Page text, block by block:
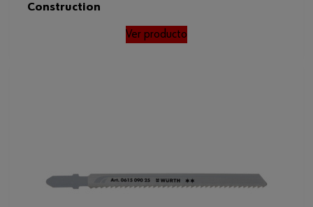
Construction
Ver producto